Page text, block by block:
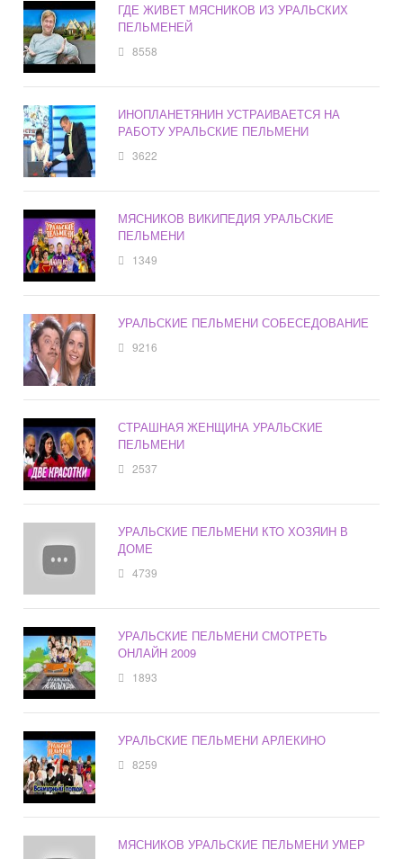
ГДЕ ЖИВЕТ МЯСНИКОВ ИЗ УРАЛЬСКИХ
ПЕЛЬМЕНЕЙ
8558
ИНОПЛАНЕТЯНИН УСТРАИВАЕТСЯ НА
РАБОТУ УРАЛЬСКИЕ ПЕЛЬМЕНИ
3622
МЯСНИКОВ ВИКИПЕДИЯ УРАЛЬСКИЕ
ПЕЛЬМЕНИ
1349
УРАЛЬСКИЕ ПЕЛЬМЕНИ СОБЕСЕДОВАНИЕ
9216
СТРАШНАЯ ЖЕНЩИНА УРАЛЬСКИЕ
ПЕЛЬМЕНИ
2537
УРАЛЬСКИЕ ПЕЛЬМЕНИ КТО ХОЗЯИН В
ДОМЕ
4739
УРАЛЬСКИЕ ПЕЛЬМЕНИ СМОТРЕТЬ
ОНЛАЙН 2009
1893
УРАЛЬСКИЕ ПЕЛЬМЕНИ АРЛЕКИНО
8259
МЯСНИКОВ УРАЛЬСКИЕ ПЕЛЬМЕНИ УМЕР